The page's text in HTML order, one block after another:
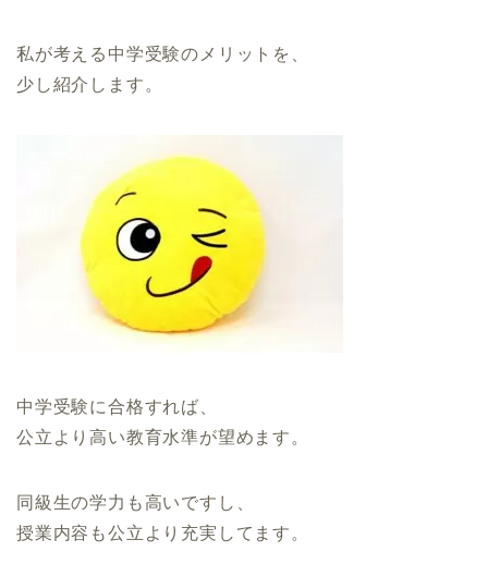
私が考える中学受験のメリットを、
少し紹介します。
中学受験に合格すれば、
公立より高い教育水準が望めます。
同級生の学力も高いですし、
授業内容も公立より充実してます。